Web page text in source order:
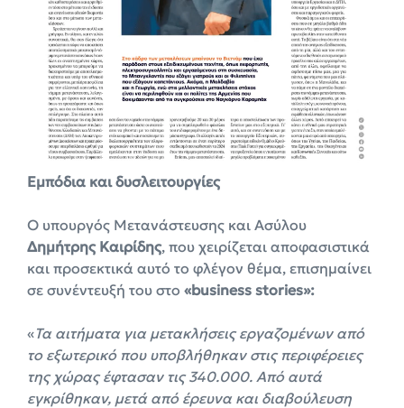
Εμπόδια και δυσλειτουργίες
Ο υπουργός Μετανάστευσης και Ασύλου
Δημήτρης Καιρίδης, που χειρίζεται αποφασιστικά
και προσεκτικά αυτό το φλέγον θέμα, επισημαίνει
σε συνέντευξή του στο «business stories»:
«Τα αιτήματα για μετακλήσεις εργαζομένων από
το εξωτερικό που υποβλήθηκαν στις περιφέρειες
της χώρας έφτασαν τις 340.000. Από αυτά
εγκρίθηκαν, μετά από έρευνα και διαβούλευση